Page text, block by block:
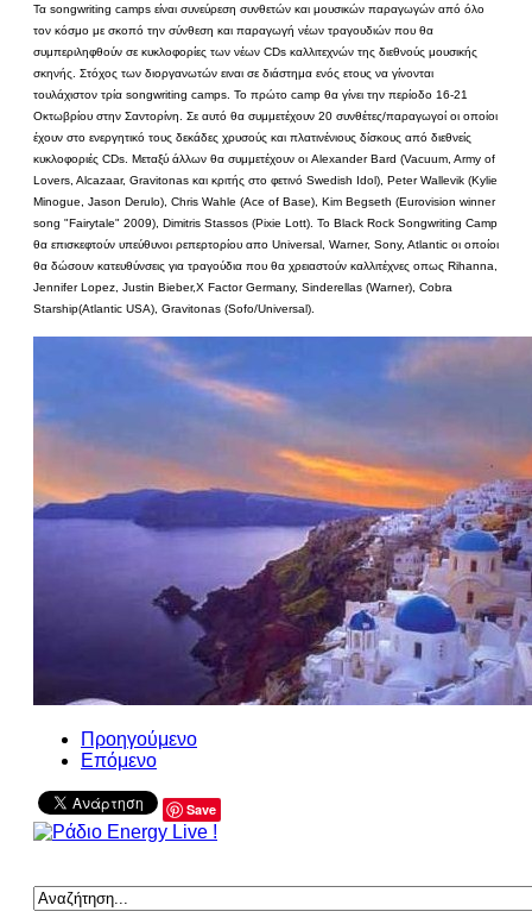
Τα songwriting camps είναι συνεύρεση συνθετών και μουσικών παραγωγών από όλο
τον κόσμο με σκοπό την σύνθεση και παραγωγή νέων τραγουδιών που θα
συμπεριληφθούν σε κυκλοφορίες των νέων CDs καλλιτεχνών της διεθνούς μουσικής
σκηνής. Στόχος των διοργανωτών ειναι σε διάστημα ενός ετους να γίνονται
τουλάχιστον τρία songwriting camps. Το πρώτο camp θα γίνει την περίοδο 16-21
Οκτωβρίου στην Σαντορίνη. Σε αυτό θα συμμετέχουν 20 συνθέτες/παραγωγοί οι οποίοι
έχουν στο ενεργητικό τους δεκάδες χρυσούς και πλατινένιους δίσκους από διεθνείς
κυκλοφοριές CDs. Μεταξύ άλλων θα συμμετέχουν οι Alexander Bard (Vacuum, Army of
Lovers, Alcazaar, Gravitonas και κριτής στο φετινό Swedish Idol), Peter Wallevik (Kylie
Minogue, Jason Derulo), Chris Wahle (Ace of Base), Kim Begseth (Eurovision winner
song "Fairytale" 2009), Dimitris Stassos (Pixie Lott). Το Black Rock Songwriting Camp
θα επισκεφτούν υπεύθυνοι ρεπερτορίου απο Universal, Warner, Sony, Atlantic οι οποίοι
θα δώσουν κατευθύνσεις για τραγούδια που θα χρειαστούν καλλιτέχνες οπως Rihanna,
Jennifer Lopez, Justin Bieber,X Factor Germany, Sinderellas (Warner), Cobra
Starship(Atlantic USA), Gravitonas (Sofo/Universal).
Προηγούμενο
Επόμενο
Save